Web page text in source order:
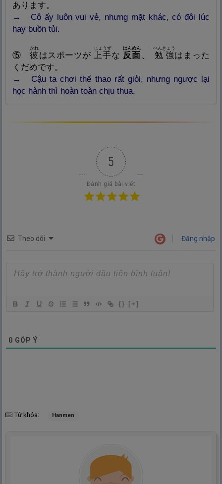
Nghĩa: Bên kia, kẻ khác, đối
phương
あります。
→ Cô ấy luôn vui vẻ, nhưng mặt khác, có đôi lúc
hay buồn tủi.
⑮ 彼
Nghĩa: Bên kia, kẻ khác, đối
phương
かれ
はスポーツが 上
cưỡi lên
手
じょうず
な 反面
はんめん
、 勉
Nghĩa: Cố sức, cố gắng, siêng
強
べんきょう
はまった
くだめです。
→ Cậu ta chơi thể thao rất giỏi, nhưng ngược lại
học hành thì hoàn toàn chịu thua.
5
Đánh giá bài viết
Theo dõi Đăng nhập
{} [+]
0 GÓP Ý
Từ khóa: Hanmen